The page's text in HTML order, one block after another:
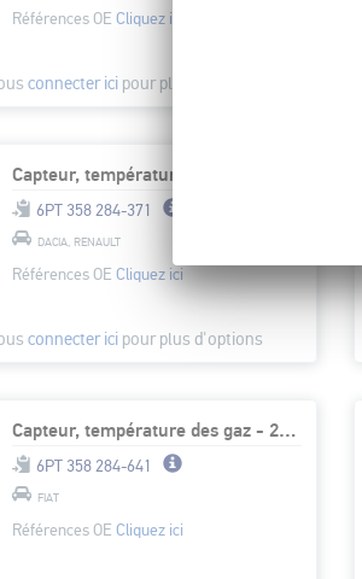
Références OE Cliquez ici
connecter ici pour plus d'options
6PT 358 284-371
DACIA, RENAULT
Références OE Cliquez ici
connecter ici pour plus d'options
Capteur, température des gaz - 2pôle - vissé - Câble: 450mm
6PT 358 284-641
FIAT
Références OE Cliquez ici